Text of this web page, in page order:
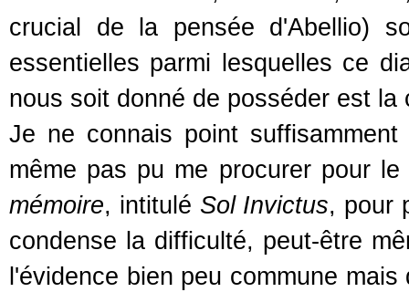
crucial de la pensée d'Abellio)
essentielles parmi lesquelles ce
nous soit donné de posséder est
Je ne connais point
même pas pu me procurer pour
mémoire, intitulé Sol Invictus, pour
condense la difficulté, peut-être
l'évidence bien peu commune